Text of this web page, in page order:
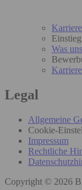
Einstieg
Was
Legal
Allgemeine
Cookie-
Impressum
Rechtliche
Copyright © 2026